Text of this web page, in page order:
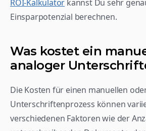
ROI-Kalkulator kannst Du sehr
Einsparpotenzial berechnen.
Was kostet ein
analoger
Die Kosten für einen manuellen
Unterschriftenprozess können
verschiedenen Faktoren wie der